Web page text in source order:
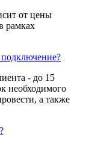
от цены
рамках
подключение?
- до 15
необходимого
а также